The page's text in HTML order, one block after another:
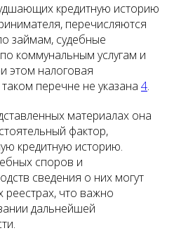
кредитную историю
перечисляются
займам, судебные
коммунальным услугам и
этом налоговая
перечне не указана 4.
материалах она
фактор,
кредитную историю.
споров и
сведения о них могут
реестрах, что важно
дальнейшей